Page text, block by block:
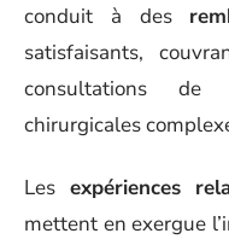
conduit à des
satisfaisants,
consultations de
chirurgicales
Les expériences
mettent en exergue